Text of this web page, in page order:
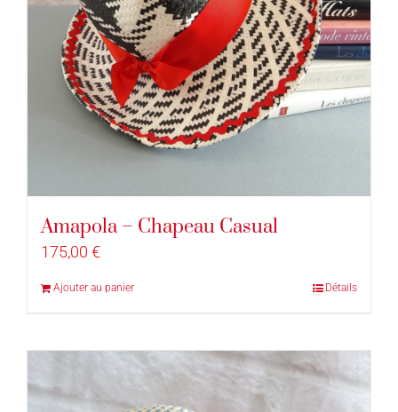
Amapola – Chapeau Casual
175,00 €
Ajouter au panier Détails